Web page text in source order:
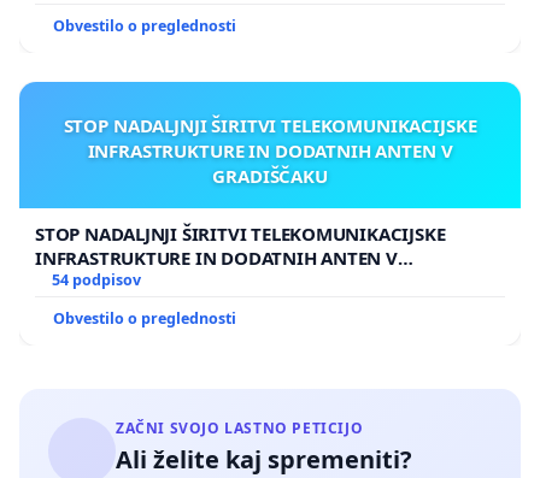
Obvestilo o preglednosti
STOP NADALJNJI ŠIRITVI TELEKOMUNIKACIJSKE
INFRASTRUKTURE IN DODATNIH ANTEN V
GRADIŠČAKU
STOP NADALJNJI ŠIRITVI TELEKOMUNIKACIJSKE
INFRASTRUKTURE IN DODATNIH ANTEN V
GRADIŠČAKU
54 podpisov
Obvestilo o preglednosti
ZAČNI SVOJO LASTNO PETICIJO
Ali želite kaj spremeniti?